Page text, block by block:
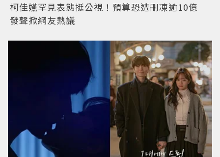
柯佳嬿罕見表態挺公視！預算恐遭刪凍逾10億
發聲掀網友熱議